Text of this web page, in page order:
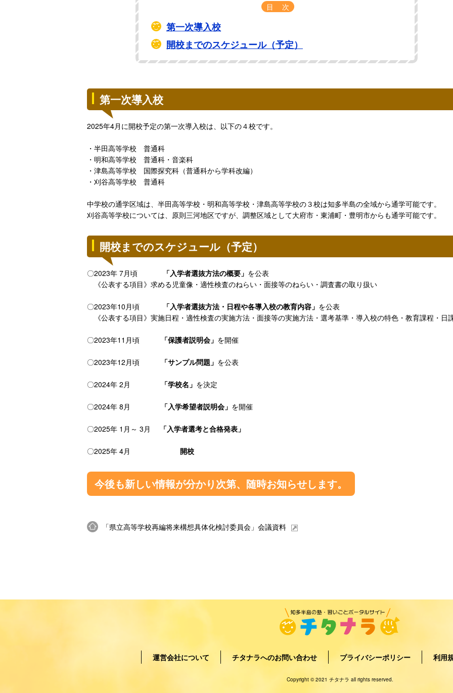
目次
第一次導入校
開校までのスケジュール（予定）
第一次導入校
2025年4月に開校予定の第一次導入校は、以下の４校です。
・半田高等学校 普通科
・明和高等学校 普通科・音楽科
・津島高等学校 国際探究科（普通科から学科改編）
・刈谷高等学校 普通科
中学校の通学区域は、半田高等学校・明和高等学校・津島高等学校の３校は知多半島の全域から通学可能です。
刈谷高等学校については、原則三河地区ですが、調整区域として大府市・東浦町・豊明市からも通学可能です。
開校までのスケジュール（予定）
〇2023年 7月頃 「入学者選抜方法の概要」 を公表
《公表する項目》求める児童像・適性検査のねらい・面接等のねらい・調査書の取り扱い
〇2023年10月頃 「入学者選抜方法・日程や各導入校の教育内容」 を公表
《公表する項目》実施日程・適性検査の実施方法・面接等の実施方法・選考基準・導入校の特色・教育課程・日
〇2023年11月頃 「保護者説明会」 を開催
〇2023年12月頃 「サンプル問題」 を公表
〇2024年 2月 「学校名」 を決定
〇2024年 8月 「入学希望者説明会」 を開催
〇2025年 1月～ 3月 「入学者選考と合格発表」
〇2025年 4月 開校
今後も新しい情報が分かり次第、随時お知らせします。
「県立高等学校再編将来構想具体化検討委員会」会議資料
運営会社について チタナラへのお問い合わせ プライバシーポリシー 利用
Copyright © 2021 チタナラ all rights reserved.